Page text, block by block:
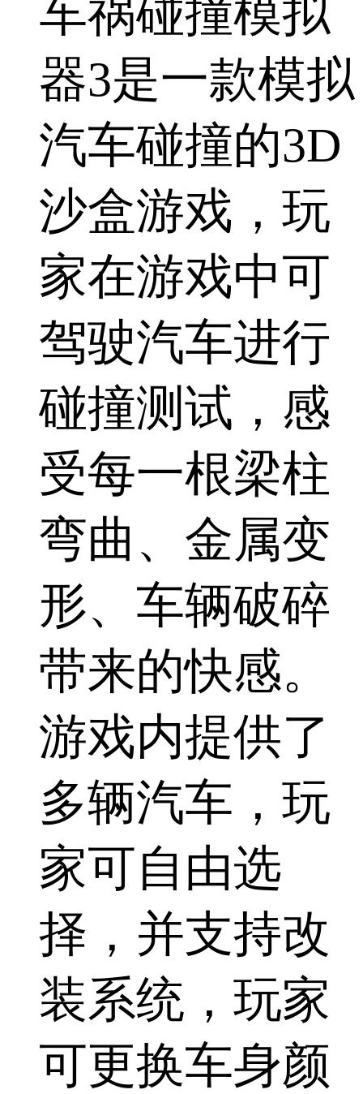
车祸碰撞模拟
器3是一款模拟
汽车碰撞的3D
沙盒游戏，玩
家在游戏中可
驾驶汽车进行
碰撞测试，感
受每一根梁柱
弯曲、金属变
形、车辆破碎
带来的快感。
游戏内提供了
多辆汽车，玩
家可自由选
择，并支持改
装系统，玩家
可更换车身颜